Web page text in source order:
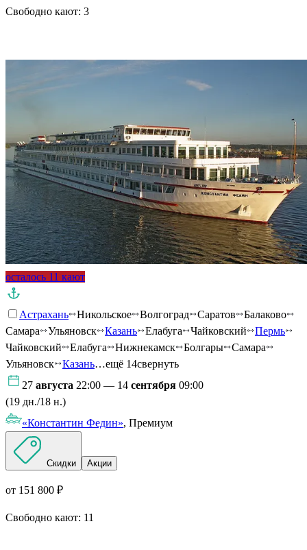
Свободно кают: 3
осталось 11 кают
Астрахань Никольское Волгоград Саратов
Балаково
Самара
Ульяновск Казань Елабуга Чайковский
Пермь
Чайковский
Елабуга Нижнекамск Болгары
Самара
Ульяновск
Казань…ещё 14свернуть
27 августа 22:00 — 14 сентября 09:00
(19 дн./18 н.)
«Константин Федин», Премиум
Скидки Акции
от 151 800 ₽
Свободно кают: 11